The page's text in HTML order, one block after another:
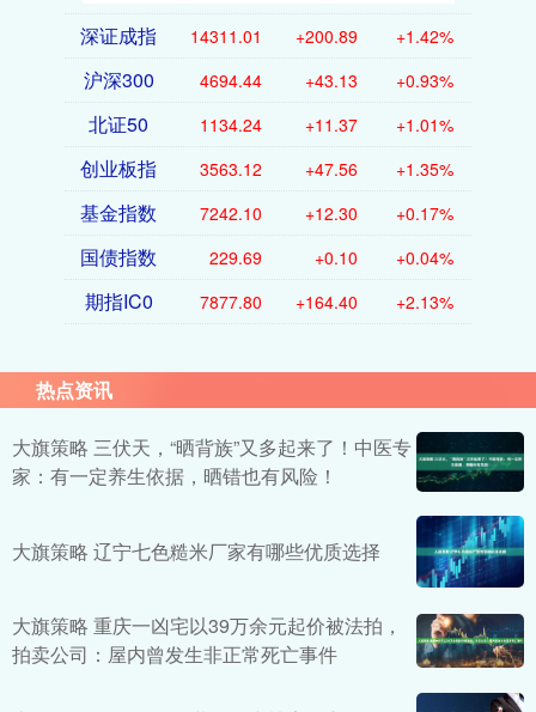
深证成指 14311.01 +200.89 +1.42%
沪深300 4694.44 +43.13 +0.93%
北证50 1134.24 +11.37 +1.01%
创业板指 3563.12 +47.56 +1.35%
基金指数 7242.10 +12.30 +0.17%
国债指数 229.69 +0.10 +0.04%
期指IC0 7877.80 +164.40 +2.13%
热点资讯
大旗策略 三伏天，“晒背族”又多起来了！中医专
家：有一定养生依据，晒错也有风险！
大旗策略 辽宁七色糙米厂家有哪些优质选择
大旗策略 重庆一凶宅以39万余元起价被法拍，
拍卖公司：屋内曾发生非正常死亡事件